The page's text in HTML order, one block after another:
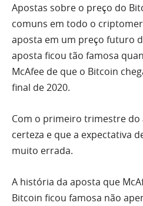
Apostas sobre o preço do
comuns em todo o
aposta em um preço futuro
aposta ficou tão famosa
McAfee de que o Bitcoin
final de 2020.
Com o primeiro trimestre
certeza e que a expectativa
muito errada.
A história da aposta que
Bitcoin ficou famosa não